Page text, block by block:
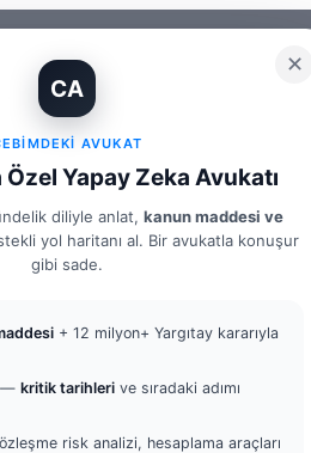
✕
CA
AVUKAT
Yapay Zeka Avukatı
diliyle anlat, kanun maddesi ve
yol haritanı al. Bir avukatla konuşur
gibi sade.
+ 12 milyon+ Yargıtay kararıyla
— kritik tarihleri ve sıradaki adımı
risk analizi, hesaplama araçları
Instagram
Arama yap ...